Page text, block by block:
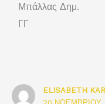
Μπάλλας Δημ.
ΓΓ
ELISABETH